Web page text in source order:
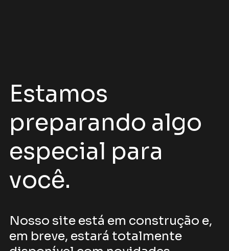
Estamos
preparando algo
especial para
você.
Nosso site está em construção e,
em breve, estará totalmente